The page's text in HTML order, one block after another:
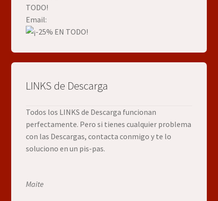
Email:
LINKS de Descarga
Todos los LINKS de Descarga funcionan
perfectamente. Pero si tienes cualquier problema
con las Descargas, contacta conmigo y te lo
soluciono en un pis-pas.
Maite